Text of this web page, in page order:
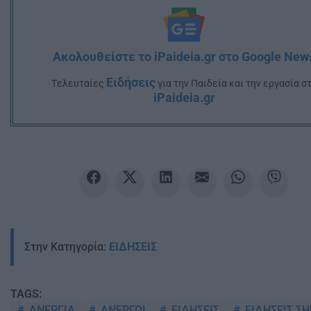
Ακολουθείστε το iPaideia.gr στο Google
Tελευταίες Ειδήσειςγια την Παιδεία και την εργασία
iPaideia.gr
Στην Κατηγορία: ΕΙΔΗΣΕΙΣ
TAGS: